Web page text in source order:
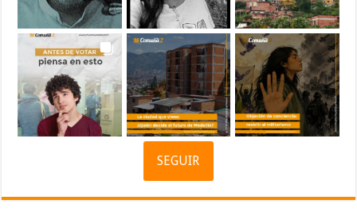
SEGUIR